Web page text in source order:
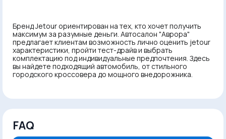
Бренд Jetour ориентирован на тех, кто хочет получить
максимум за разумные деньги. Автосалон "Аврора"
предлагает клиентам возможность лично оценить jetour
характеристики, пройти тест-драйв и выбрать
комплектацию под индивидуальные предпочтения. Здесь
вы найдете подходящий автомобиль, от стильного
городского кроссовера до мощного внедорожника.
FAQ